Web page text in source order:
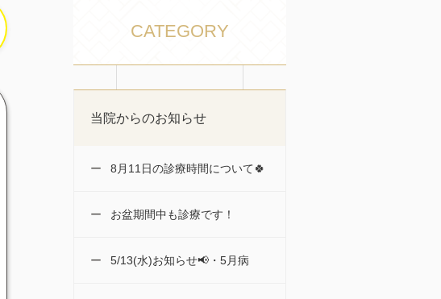
CATEGORY
当院からのお知らせ
8月11日の診療時間について🍀
お盆期間中も診療です！
5/13(水)お知らせ📢・5月病